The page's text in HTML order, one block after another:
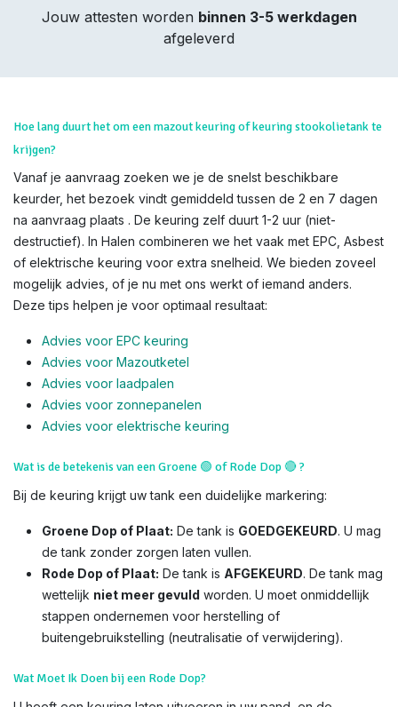
Jouw attesten worden binnen 3-5 werkdagen
afgeleverd
Hoe lang duurt het om een mazout keuring of keuring stookolietank te
krijgen?
Vanaf je aanvraag zoeken we je de snelst beschikbare
keurder, het bezoek vindt gemiddeld tussen de 2 en 7 dagen
na aanvraag plaats . De keuring zelf duurt 1-2 uur (niet-
destructief). In Halen combineren we het vaak met EPC, Asbest
of elektrische keuring voor extra snelheid. We bieden zoveel
mogelijk advies, of je nu met ons werkt of iemand anders.
Deze tips helpen je voor optimaal resultaat:
Advies voor EPC keuring
Advies voor Mazoutketel
Advies voor laadpalen
Advies voor zonnepanelen
Advies voor elektrische keuring
Wat is de betekenis van een Groene 🟢 of Rode Dop🔴?
Bij de keuring krijgt uw tank een duidelijke markering:
Groene Dop of Plaat: De tank is GOEDGEKEURD. U mag
de tank zonder zorgen laten vullen.
Rode Dop of Plaat: De tank is AFGEKEURD. De tank mag
wettelijk niet meer gevuld worden. U moet onmiddellijk
stappen ondernemen voor herstelling of
buitengebruikstelling (neutralisatie of verwijdering).
Wat Moet Ik Doen bij een Rode Dop?